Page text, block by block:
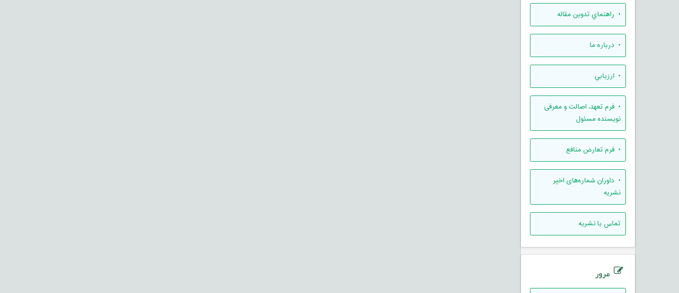
• راهنماي تدوين مقاله
• درباره ما
• ارزيابي
• فرم تعهد، اصالت و معرفی
نویسنده مسئول
• فرم تعارض منافع
• داوران شماره‌های اخیر
نشریه
تماس با نشریه
مرور